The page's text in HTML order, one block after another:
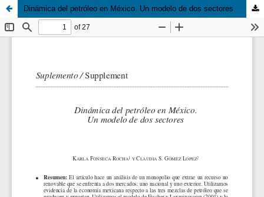
Dinámica del petróleo en México. Un modelo de dos sectores